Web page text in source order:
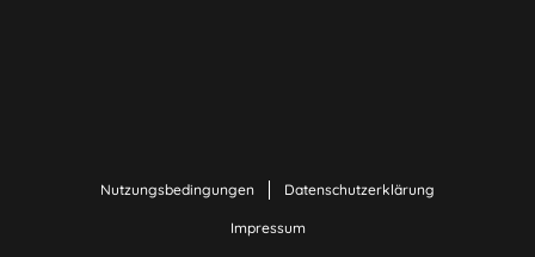
Nutzungsbedingungen Datenschutzerklärung
Impressum